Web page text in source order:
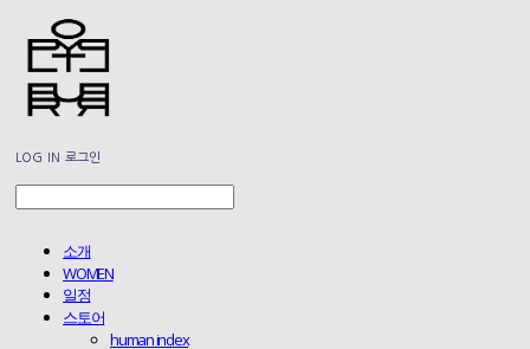
LOG IN 로그인
소개
WOMEN
일정
스토어
human index